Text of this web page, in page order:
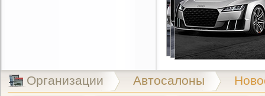
Организации Автосалоны